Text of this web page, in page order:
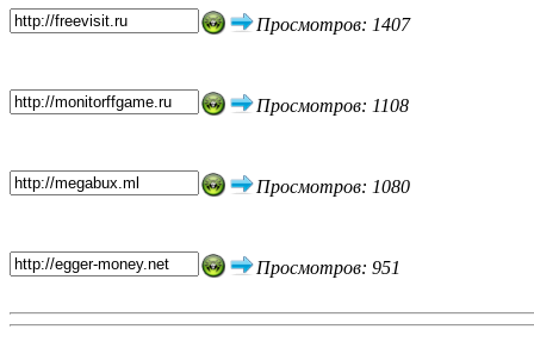
Просмотров: 1407
Просмотров: 1108
Просмотров: 1080
Просмотров: 951